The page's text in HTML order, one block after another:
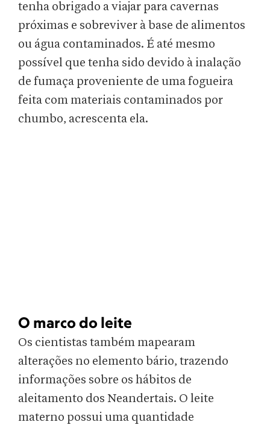
tenha obrigado a viajar para cavernas
próximas e sobreviver à base de alimentos
ou água contaminados. É até mesmo
possível que tenha sido devido à inalação
de fumaça proveniente de uma fogueira
feita com materiais contaminados por
chumbo, acrescenta ela.
O marco do leite
Os cientistas também mapearam
alterações no elemento bário, trazendo
informações sobre os hábitos de
aleitamento dos Neandertais. O leite
materno possui uma quantidade